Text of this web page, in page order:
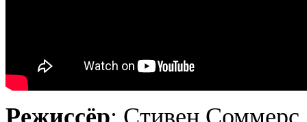
Режиссёр: Стивен Соммерс